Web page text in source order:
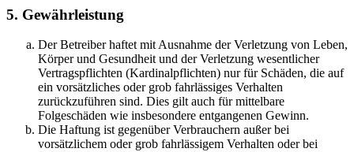
5. Gewährleistung
Der Betreiber haftet mit Ausnahme der Verletzung von Leben,
Körper und Gesundheit und der Verletzung wesentlicher
Vertragspflichten (Kardinalpflichten) nur für Schäden, die auf
ein vorsätzliches oder grob fahrlässiges Verhalten
zurückzuführen sind. Dies gilt auch für mittelbare
Folgeschäden wie insbesondere entgangenen Gewinn.
Die Haftung ist gegenüber Verbrauchern außer bei
vorsätzlichem oder grob fahrlässigem Verhalten oder bei